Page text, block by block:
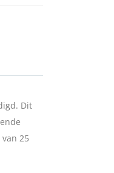
Dit
25